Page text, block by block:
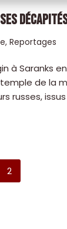
, Reportages
à Saranks
de la
russes,
2